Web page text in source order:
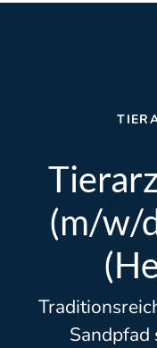
(m/w/
Sandpfad